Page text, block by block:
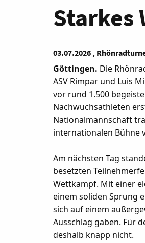
Starkes
03.07.2026 ,
Göttingen. Die
ASV Rimpar und Luis
vor rund 1.500
Nachwuchsathleten
Nationalmannschaft
internationalen Bühne
Am nächsten Tag
besetzten
Wettkampf. Mit einer
einem soliden Sprung
sich auf einem
Ausschlag gaben. Für
deshalb knapp nicht.